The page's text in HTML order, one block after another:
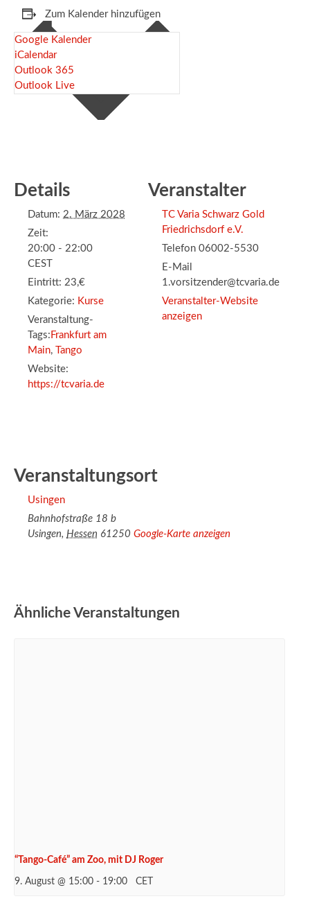
Zum Kalender hinzufügen
Google Kalender
iCalendar
Outlook 365
Outlook Live
Details
Datum: 2. März 2028
Zeit:
20:00 - 22:00
CEST
Eintritt: 23,€
Kategorie: Kurse
Veranstaltung-
Tags: Frankfurt am
Main,
Tango
Website:
https://tcvaria.de
Veranstalter
TC Varia Schwarz Gold
Friedrichsdorf e.V.
Telefon 06002-5530
E-Mail
1.vorsitzender@tcvaria.de
Veranstalter-Website
anzeigen
Veranstaltungsort
Usingen
Bahnhofstraße 18 b
Usingen, Hessen 61250 Google-Karte anzeigen
Ähnliche Veranstaltungen
“Tango-Café” am Zoo, mit DJ Roger
9. August @ 15:00 - 19:00 CET